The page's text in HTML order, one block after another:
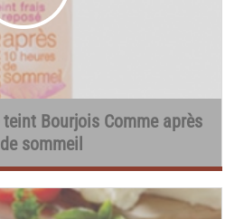
Bourjois Comme après
sommeil